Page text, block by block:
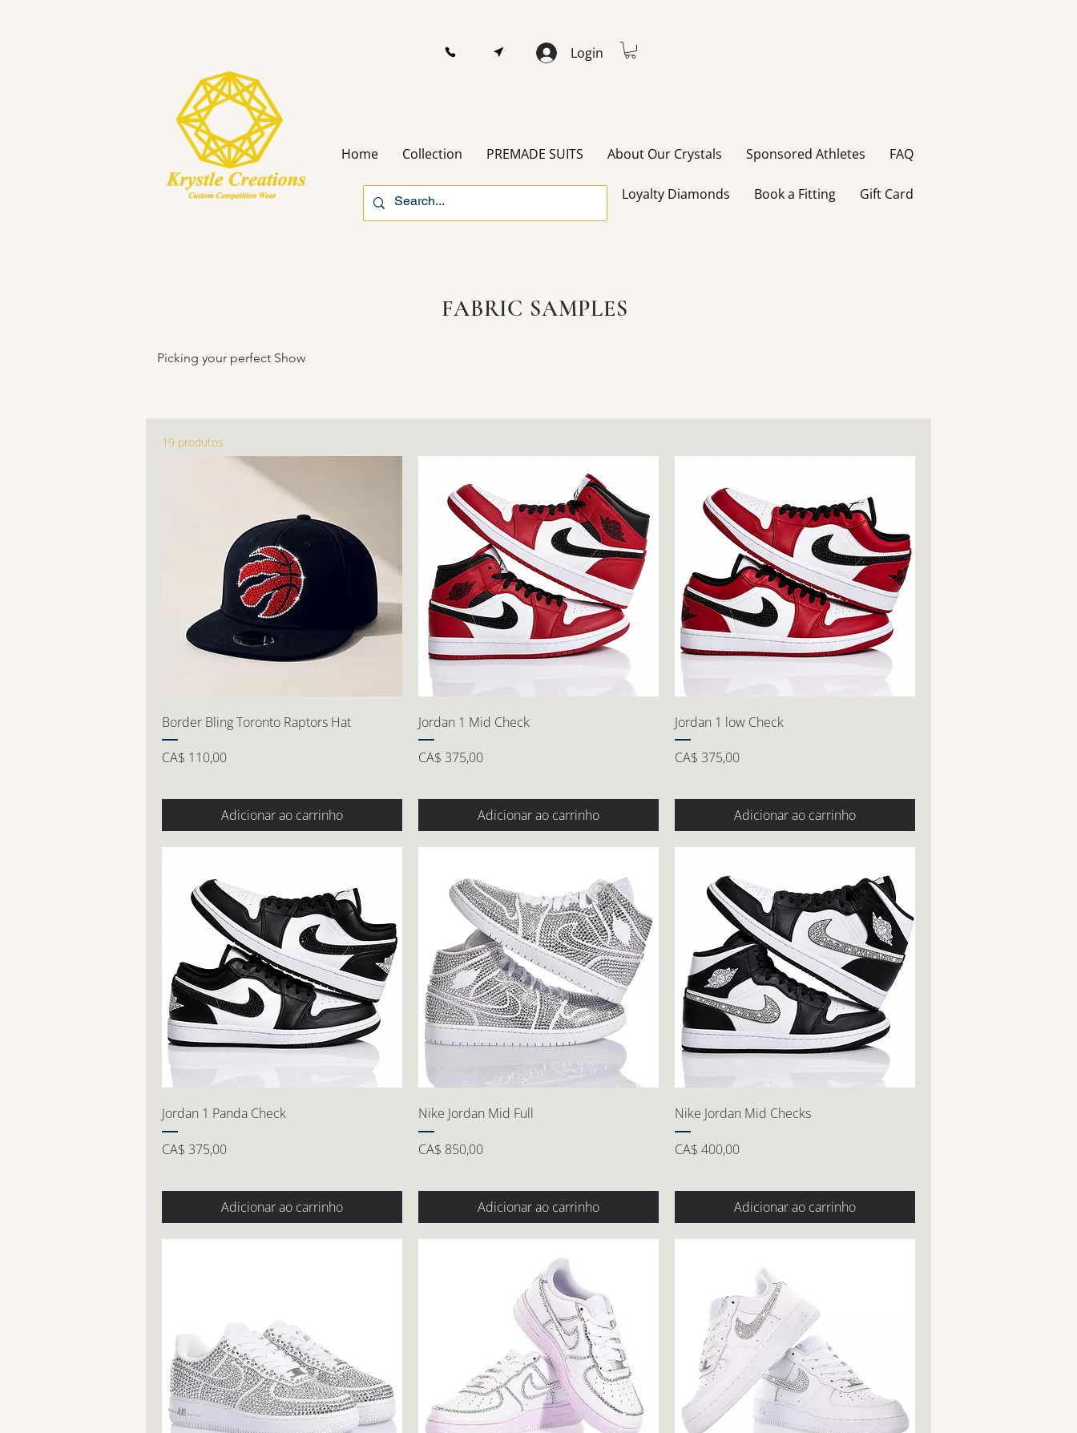
Login
Home Collection PREMADE SUITS About Our Crystals Sponsored Athletes FAQ
Loyalty Diamonds Book a Fitting Gift Card
FABRIC SAMPLES
Picking your perfect Show
19 produtos
Border Bling Toronto Raptors Hat
Preço
CA$ 110,00
Adicionar ao carrinho
Jordan 1 Mid Check
Preço
CA$ 375,00
Adicionar ao carrinho
Jordan 1 low Check
Preço
CA$ 375,00
Adicionar ao carrinho
Jordan 1 Panda Check
Preço
CA$ 375,00
Adicionar ao carrinho
Nike Jordan Mid Full
Preço
CA$ 850,00
Adicionar ao carrinho
Nike Jordan Mid Checks
Preço
CA$ 400,00
Adicionar ao carrinho